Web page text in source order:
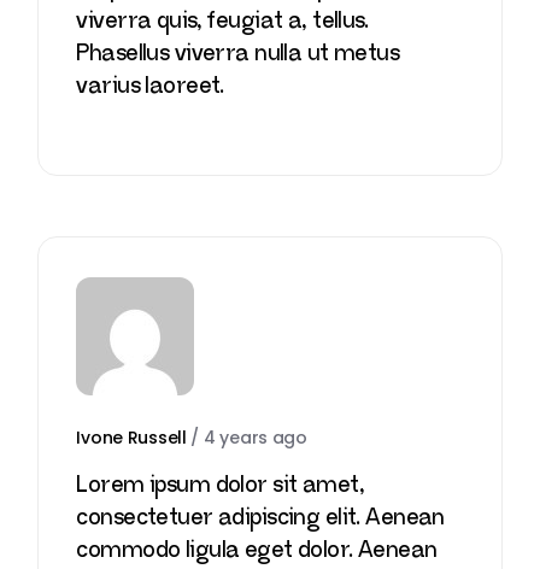
viverra quis, feugiat a, tellus.
Phasellus viverra nulla ut metus
varius laoreet.
Ivone Russell / 4 years ago
Lorem ipsum dolor sit amet,
consectetuer adipiscing elit. Aenean
commodo ligula eget dolor. Aenean